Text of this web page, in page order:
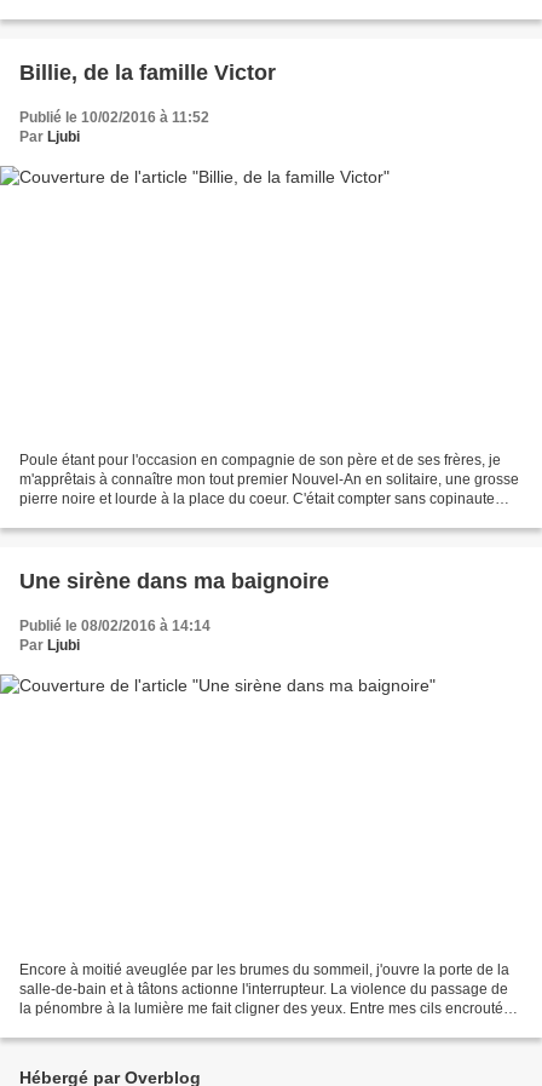
Billie, de la famille Victor
Publié le 10/02/2016 à 11:52
Par Ljubi
Poule étant pour l'occasion en compagnie de son père et de ses frères, je
m'apprêtais à connaître mon tout premier Nouvel-An en solitaire, une grosse
pierre noire et lourde à la place du coeur. C'était compter sans copinaute
Une sirène dans ma baignoire
Publié le 08/02/2016 à 14:14
Par Ljubi
Encore à moitié aveuglée par les brumes du sommeil, j'ouvre la porte de la
salle-de-bain et à tâtons actionne l'interrupteur. La violence du passage de
la pénombre à la lumière me fait cligner des yeux. Entre mes cils encroutés
Hébergé par Overblog